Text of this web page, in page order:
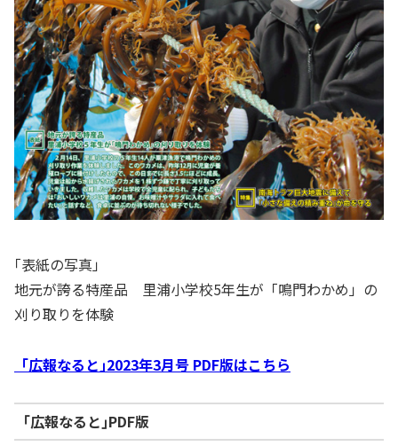
｢表紙の写真」
地元が誇る特産品 里浦小学校5年生が「鳴門わかめ」の
刈り取りを体験
「広報なると｣2023年3月号 PDF版はこちら
｢広報なると｣PDF版